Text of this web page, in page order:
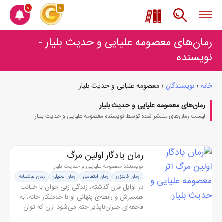
رمان‌های معصومه علیایی و حدیث بلیار -
نویسنده
خانه › نویسندگان › معصومه علیایی و حدیث بلیار
رمان‌های معصومه علیایی و حدیث بلیار
لیست رمان‌های منتشر شده توسط نویسنده معصومه علیایی و حدیث بلیار
رمان یادگار اولین مرگ
نویسنده معصومه علیایی و حدیث بلیار
رمان فانتزی رمان انتقامی رمان تخیلی رمان عاشقانه
در اوایل قرن گذشته، زندگی زنی جوان با خیانت
همسرش و رابطه‌ی پنهانی او با خدمتکار خانه، به
فاجعه‌ای جبران‌ناپذیر ختم می‌شود. زن که توان
0 0